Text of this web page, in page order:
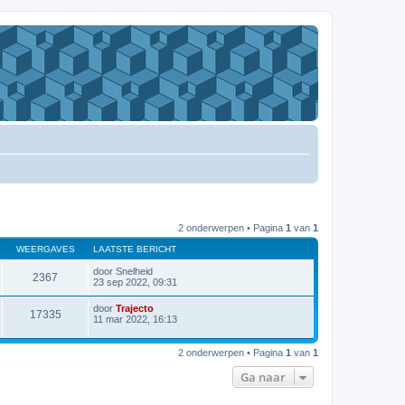
2 onderwerpen • Pagina 1 van 1
WEERGAVES LAATSTE BERICHT
2367 door Snelheid
23 sep 2022, 09:31
17335 door Trajecto
11 mar 2022, 16:13
2 onderwerpen • Pagina 1 van 1
Ga naar